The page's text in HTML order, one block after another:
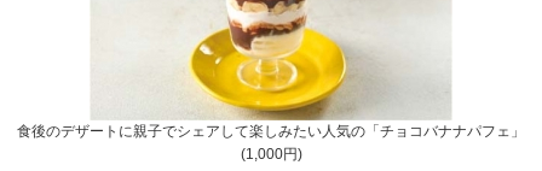
食後のデザートに親子でシェアして楽しみたい人気の「チョコバナナパフェ」
(1,000円)